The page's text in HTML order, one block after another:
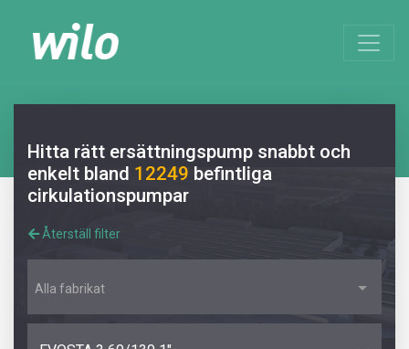
Hitta rätt ersättningspump snabbt och
enkelt bland 12249 befintliga
cirkulationspumpar
Återställ filter
Alla fabrikat